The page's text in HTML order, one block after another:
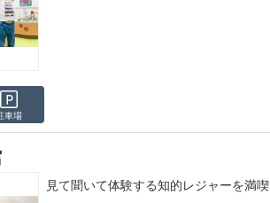
車場
見て聞いて体験する知的レジャーを満喫